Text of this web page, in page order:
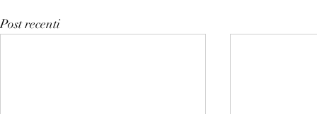
Post recenti